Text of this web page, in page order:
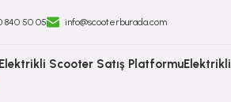
840 50 05 info@scooterburada.com
Elektrikli Scooter Satış Platformu